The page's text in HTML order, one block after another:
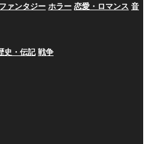
ファンタジー ホラー 恋愛・ロマンス 音
史・伝記 戦争